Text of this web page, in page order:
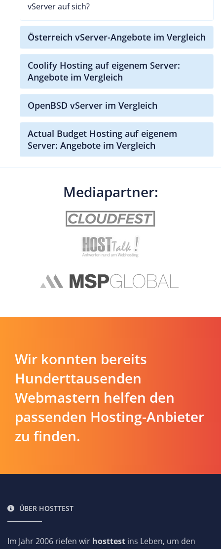
vServer auf sich?
Österreich vServer-Angebote im Vergleich
Coolify Hosting auf eigenem Server:
Angebote im Vergleich
OpenBSD vServer im Vergleich
Actual Budget Hosting auf eigenem
Server: Angebote im Vergleich
Mediapartner:
Wir konnten bereits
Hunderttausenden
Webmastern helfen den
passenden Hosting-Anbieter
zu finden.
ÜBER HOSTTEST
Im Jahr 2006 riefen wir hosttest ins Leben, um den